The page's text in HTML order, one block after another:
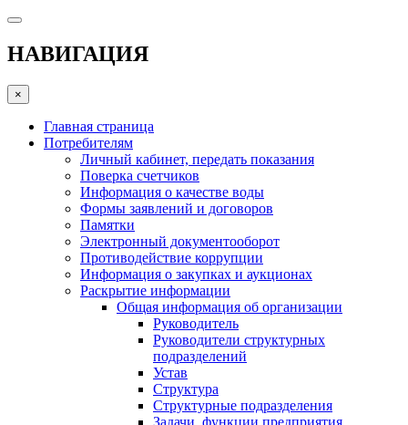
НАВИГАЦИЯ
×
Главная страница
Потребителям
Личный кабинет, передать показания
Поверка счетчиков
Информация о качестве воды
Формы заявлений и договоров
Памятки
Электронный документооборот
Противодействие коррупции
Информация о закупках и аукционах
Раскрытие информации
Общая информация об организации
Руководитель
Руководители структурных
подразделений
Устав
Структура
Структурные подразделения
Задачи, функции предприятия